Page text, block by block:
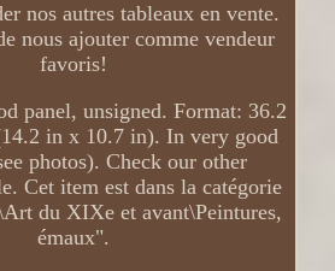
nos autres tableaux en vente.
nous ajouter comme vendeur
favoris!
panel, unsigned. Format: 36.2
in x 10.7 in). In very good
photos). Check our other
Cet item est dans la catégorie
du XIXe et avant\Peintures,
émaux".